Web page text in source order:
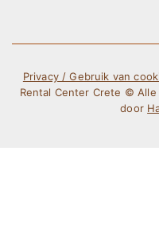
Privacy / Gebruik van
Rental Center Crete ©
door